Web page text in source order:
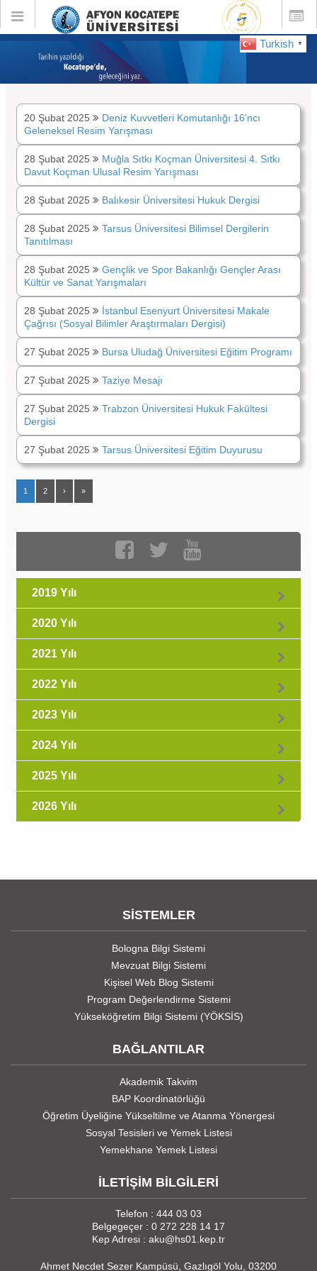
Toggle
global
Toggle
Turkish ▼
Şubat 2025
20 Şubat 2025
Deniz Kuvvetleri Komutanlığı 16’ncı
Geleneksel Resim Yarışması
28 Şubat 2025
Muğla Sıtkı Koçman Üniversitesi 4. Sıtkı
Davut Koçman Ulusal Resim Yarışması
28 Şubat 2025 Balıkesir Üniversitesi Hukuk Dergisi
28 Şubat 2025
Tarsus Üniversitesi Bilimsel Dergilerin
Tanıtılması
28 Şubat 2025
Gençlik ve Spor Bakanlığı Gençler Arası
Kültür ve Sanat Yarışmaları
28 Şubat 2025
İstanbul Esenyurt Üniversitesi Makale
Çağrısı (Sosyal Bilimler Araştırmaları Dergisi)
27 Şubat 2025 Bursa Uludağ Üniversitesi Eğitim Programı
27 Şubat 2025 Taziye Mesajı
27 Şubat 2025
Trabzon Üniversitesi Hukuk Fakültesi
Dergisi
27 Şubat 2025 Tarsus Üniversitesi Eğitim Duyurusu
1 2 › »
2019 Yılı
2020 Yılı
2021 Yılı
2022 Yılı
2023 Yılı
2024 Yılı
2025 Yılı
2026 Yılı
SİSTEMLER
Bologna Bilgi Sistemi
Mevzuat Bilgi Sistemi
Kişisel Web Blog Sistemi
Program Değerlendirme Sistemi
Yükseköğretim Bilgi Sistemi (YÖKSİS)
BAĞLANTILAR
Akademik Takvim
BAP Koordinatörlüğü
Öğretim Üyeliğine Yükseltilme ve Atanma Yönergesi
Sosyal Tesisleri ve Yemek Listesi
Yemekhane Yemek Listesi
İLETİŞİM BİLGİLERİ
Telefon : 444 03 03
Belgegeçer : 0 272 228 14 17
Kep Adresi : aku@hs01.kep.tr
Ahmet Necdet Sezer Kampüsü, Gazlıgöl Yolu, 03200